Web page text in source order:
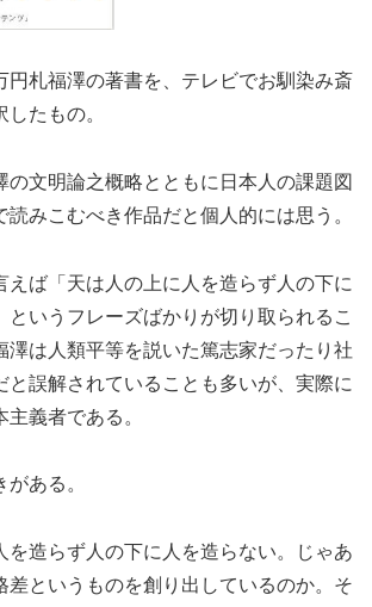
円札福澤の著書を、テレビでお馴染み斎
たもの。
の文明論之概略とともに日本人の課題図
みこむべき作品だと個人的には思う。
えば「天は人の上に人を造らず人の下に
というフレーズばかりが切り取られるこ
澤は人類平等を説いた篤志家だったり社
と誤解されていることも多いが、実際に
義者である。
ある。
を造らず人の下に人を造らない。じゃあ
差というものを創り出しているのか。そ